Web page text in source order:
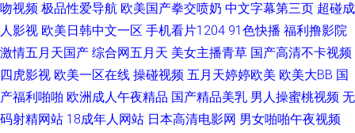
址在线 三级黄色高清在线 91午夜视频 午夜剧场男人天堂 国产精品久久紫色
91叉叉叉 俺去也福利 在线国产在线国产 色悠悠伊人网 91桃色 韩美日一区二
吻视频 极品性爱导航 欧美国产拳交喷奶 中文字幕第三页 超碰成
人影视 欧美日韩中文一区 手机看片1204 91色快播 福利撸影院
激情五月天国产 综合网五月天 美女主播青草 国产高清不卡视频
四虎影视 欧美一区在线 操碰视频 五月天婷婷欧美 欧美大BB 国
产福利啪啪 欧洲成人午夜精品 国产精品美乳 男人操蜜桃视频 无
码射精网站 18成年人网站 日本高清电影网 男女啪啪午夜视频